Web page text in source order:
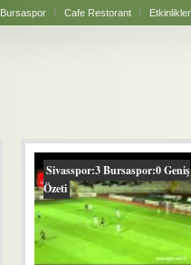
Bursaspor Cafe Restorant Etkinlikler
Sivasspor:3 Bursaspor:0 Geniş
Özeti